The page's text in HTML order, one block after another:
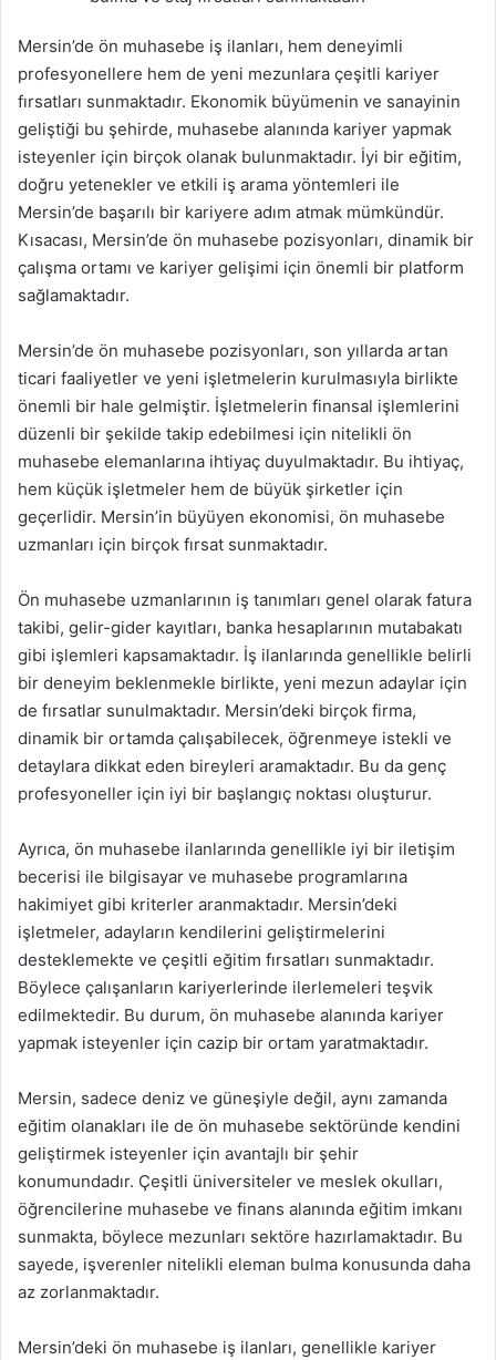
Mersin’de ön muhasebe iş ilanları, hem deneyimli
profesyonellere hem de yeni mezunlara çeşitli kariyer
fırsatları sunmaktadır. Ekonomik büyümenin ve sanayinin
geliştiği bu şehirde, muhasebe alanında kariyer yapmak
isteyenler için birçok olanak bulunmaktadır. İyi bir eğitim,
doğru yetenekler ve etkili iş arama yöntemleri ile
Mersin’de başarılı bir kariyere adım atmak mümkündür.
Kısacası, Mersin’de ön muhasebe pozisyonları, dinamik bir
çalışma ortamı ve kariyer gelişimi için önemli bir platform
sağlamaktadır.
Mersin’de ön muhasebe pozisyonları, son yıllarda artan
ticari faaliyetler ve yeni işletmelerin kurulmasıyla birlikte
önemli bir hale gelmiştir. İşletmelerin finansal işlemlerini
düzenli bir şekilde takip edebilmesi için nitelikli ön
muhasebe elemanlarına ihtiyaç duyulmaktadır. Bu ihtiyaç,
hem küçük işletmeler hem de büyük şirketler için
geçerlidir. Mersin’in büyüyen ekonomisi, ön muhasebe
uzmanları için birçok fırsat sunmaktadır.
Ön muhasebe uzmanlarının iş tanımları genel olarak fatura
takibi, gelir-gider kayıtları, banka hesaplarının mutabakatı
gibi işlemleri kapsamaktadır. İş ilanlarında genellikle belirli
bir deneyim beklenmekle birlikte, yeni mezun adaylar için
de fırsatlar sunulmaktadır. Mersin’deki birçok firma,
dinamik bir ortamda çalışabilecek, öğrenmeye istekli ve
detaylara dikkat eden bireyleri aramaktadır. Bu da genç
profesyoneller için iyi bir başlangıç noktası oluşturur.
Ayrıca, ön muhasebe ilanlarında genellikle iyi bir iletişim
becerisi ile bilgisayar ve muhasebe programlarına
hakimiyet gibi kriterler aranmaktadır. Mersin’deki
işletmeler, adayların kendilerini geliştirmelerini
desteklemekte ve çeşitli eğitim fırsatları sunmaktadır.
Böylece çalışanların kariyerlerinde ilerlemeleri teşvik
edilmektedir. Bu durum, ön muhasebe alanında kariyer
yapmak isteyenler için cazip bir ortam yaratmaktadır.
Mersin, sadece deniz ve güneşiyle değil, aynı zamanda
eğitim olanakları ile de ön muhasebe sektöründe kendini
geliştirmek isteyenler için avantajlı bir şehir
konumundadır. Çeşitli üniversiteler ve meslek okulları,
öğrencilerine muhasebe ve finans alanında eğitim imkanı
sunmakta, böylece mezunları sektöre hazırlamaktadır. Bu
sayede, işverenler nitelikli eleman bulma konusunda daha
az zorlanmaktadır.
Mersin’deki ön muhasebe iş ilanları, genellikle kariyer